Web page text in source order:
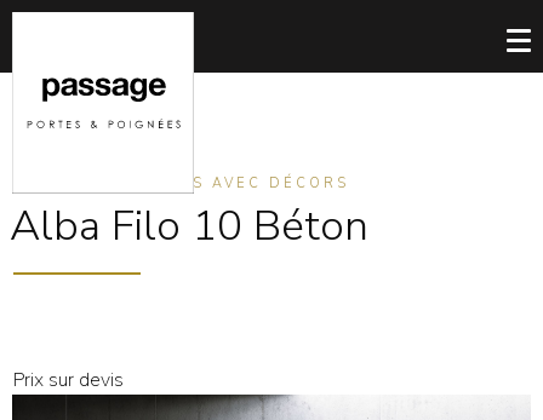
PORTES INVISIBLES AVEC DÉCORS
Alba Filo 10 Béton
Prix sur devis